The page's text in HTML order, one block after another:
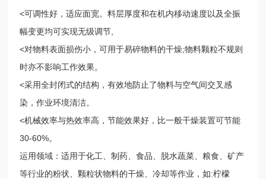
<可调性好，适应面宽。料层厚度和在机内移动速度以及全振
幅变更均可实现无级调节,
<对物料表面损伤小，可用于易碎物料的干燥;物料颗粒不规则
时亦不影响工作效果。
<采用全封闭式的结构，有效地防止了物料与空气间交叉感
染，作业环境清洁。
<机械效率与热效率高，节能效果好，比一般干燥装置可节能
30-60%。
运用领域：适用于化工、制药、食品、脱水蔬菜、粮食、矿产
等行业的粉状、颗粒状物料的干燥、冷却等作业，如:柠檬